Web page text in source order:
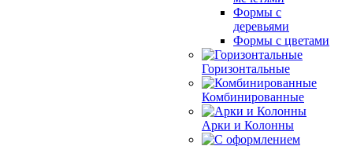
Формы с
деревьями
Формы с цветами
Горизонтальные
Комбинированные
Арки и Колонны